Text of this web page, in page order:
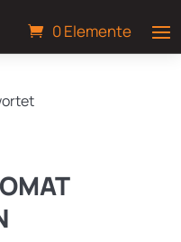
0 Elemente